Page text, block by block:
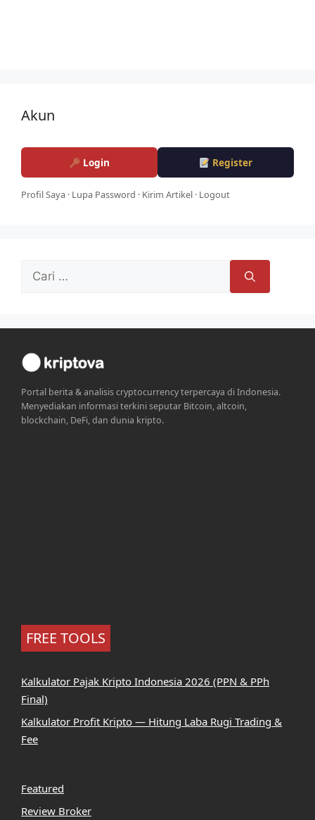
Akun
Login Register
Profil Saya · Lupa Password · Kirim Artikel · Logout
Cari
Portal berita & analisis cryptocurrency terpercaya di Indonesia.
Menyediakan informasi terkini seputar Bitcoin, altcoin,
blockchain, DeFi, dan dunia kripto.
FREE TOOLS
Kalkulator Pajak Kripto Indonesia 2026 (PPN & PPh
Final)
Kalkulator Profit Kripto — Hitung Laba Rugi Trading &
Fee
Featured
Review Broker